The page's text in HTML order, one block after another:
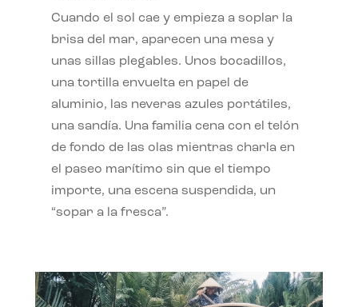
Cuando el sol cae y empieza a soplar la
brisa del mar, aparecen una mesa y
unas sillas plegables. Unos bocadillos,
una tortilla envuelta en papel de
aluminio, las neveras azules portátiles,
una sandía. Una familia cena con el telón
de fondo de las olas mientras charla en
el paseo marítimo sin que el tiempo
importe, una escena suspendida, un
“sopar a la fresca”.